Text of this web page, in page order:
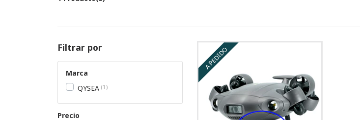
Filtrar por
Marca
QYSEA 1
Precio
A PEDIDO